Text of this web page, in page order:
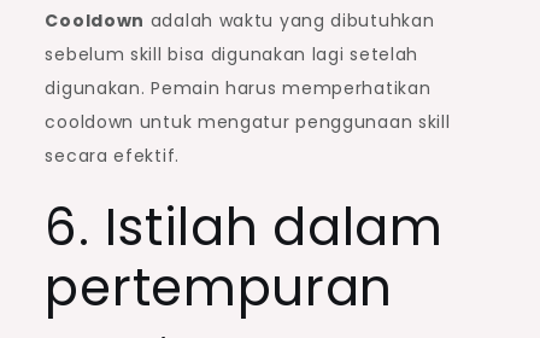
Cooldown adalah waktu yang dibutuhkan
sebelum skill bisa digunakan lagi setelah
digunakan. Pemain harus memperhatikan
cooldown untuk mengatur penggunaan skill
secara efektif.
6. Istilah dalam
pertempuran